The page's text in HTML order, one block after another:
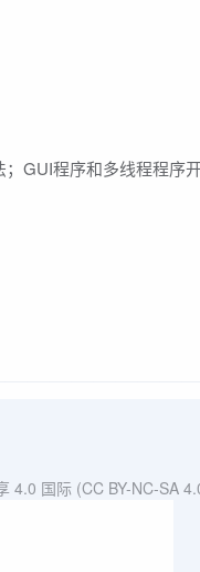
GUI程序和多线程程序
4.0 国际 (CC BY-NC-SA